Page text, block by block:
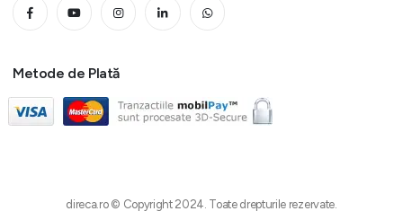
Metode de Plată
direca.ro © Copyright 2024. Toate drepturile rezervate.